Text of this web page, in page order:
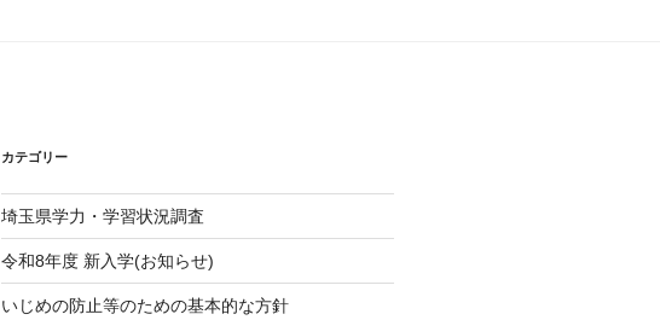
カテゴリー
埼玉県学力・学習状況調査
令和8年度 新入学(お知らせ)
いじめの防止等のための基本的な方針